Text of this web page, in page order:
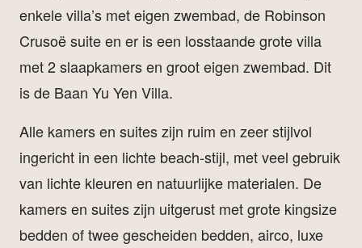
enkele villa’s met eigen zwembad, de Robinson
Crusoë suite en er is een losstaande grote villa
met 2 slaapkamers en groot eigen zwembad. Dit
is de Baan Yu Yen Villa.
Alle kamers en suites zijn ruim en zeer stijlvol
ingericht in een lichte beach-stijl, met veel gebruik
van lichte kleuren en natuurlijke materialen. De
kamers en suites zijn uitgerust met grote kingsize
bedden of twee gescheiden bedden, airco, luxe